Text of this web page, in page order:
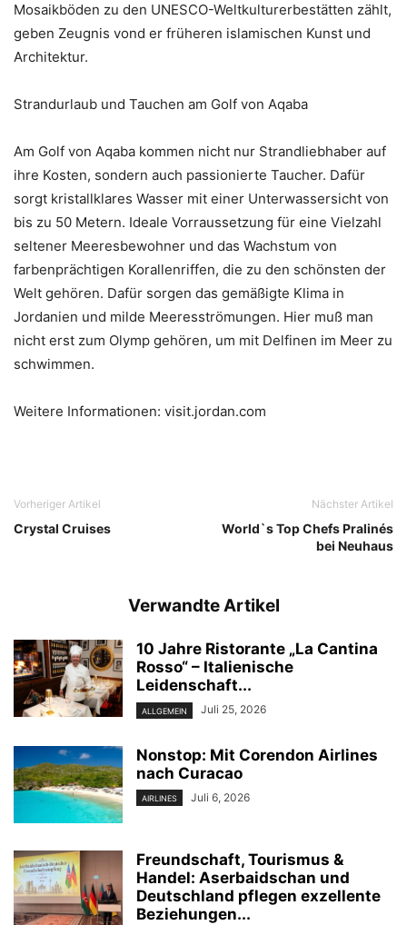
Mosaikböden zu den UNESCO-Weltkulturerbestätten zählt,
geben Zeugnis vond er früheren islamischen Kunst und
Architektur.
Strandurlaub und Tauchen am Golf von Aqaba
Am Golf von Aqaba kommen nicht nur Strandliebhaber auf
ihre Kosten, sondern auch passionierte Taucher. Dafür
sorgt kristallklares Wasser mit einer Unterwassersicht von
bis zu 50 Metern. Ideale Vorraussetzung für eine Vielzahl
seltener Meeresbewohner und das Wachstum von
farbenprächtigen Korallenriffen, die zu den schönsten der
Welt gehören. Dafür sorgen das gemäßigte Klima in
Jordanien und milde Meeresströmungen. Hier muß man
nicht erst zum Olymp gehören, um mit Delfinen im Meer zu
schwimmen.
Weitere Informationen: visit.jordan.com
Vorheriger Artikel
Crystal Cruises
Nächster Artikel
World`s Top Chefs Pralinés
bei Neuhaus
Verwandte Artikel
10 Jahre Ristorante „La Cantina
Rosso“ – Italienische
Leidenschaft...
ALLGEMEIN Juli 25, 2026
Nonstop: Mit Corendon Airlines
nach Curacao
AIRLINES Juli 6, 2026
Freundschaft, Tourismus &
Handel: Aserbaidschan und
Deutschland pflegen exzellente
Beziehungen...